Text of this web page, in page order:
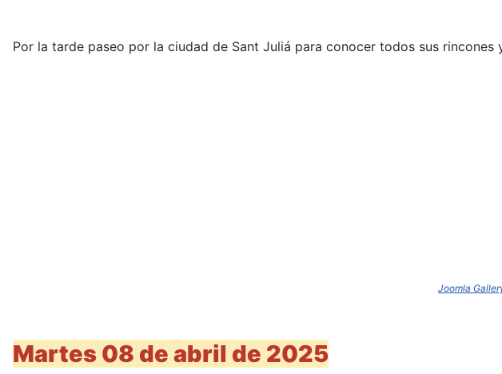
Por la tarde paseo por la ciudad de Sant Juliá para conocer todos sus rincones
Joomla
Martes 08 de abril de 2025